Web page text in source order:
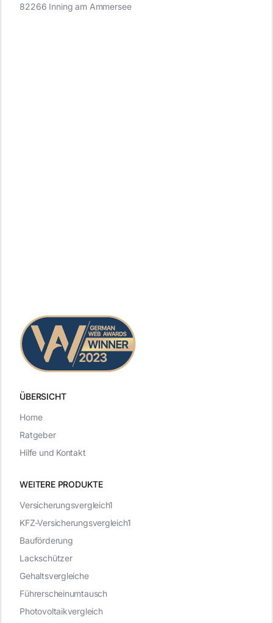
ÜBERSICHT
WEITERE PRODUKTE
82266 Inning am Ammersee
Versicherungsvergleich1
KFZ-Versicherungsvergleich1
Bauförderung
Lackschützer
Gehaltsvergleiche
Führerscheinumtausch
Photovoltaikvergleich
Home
Ratgeber
Hilfe und Kontakt